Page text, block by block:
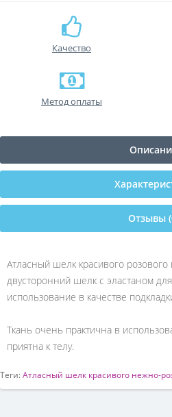
Качество
Метод оплаты
Отзывы
Атласный шелк красивого
двусторонний шелк с эластаном
использование в качестве
Ткань очень практична в
приятна к телу.
Теги:Атласный шелк красивого нежно-